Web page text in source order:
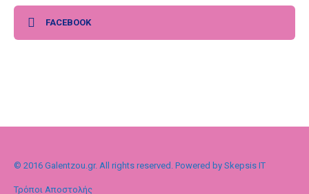
FACEBOOK
© 2016 Galentzou.gr. All rights reserved. Powered by Skepsis IT
Τρόποι Αποστολής